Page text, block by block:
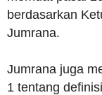
berdasarkan
Jumrana.
Jumrana juga
1 tentang